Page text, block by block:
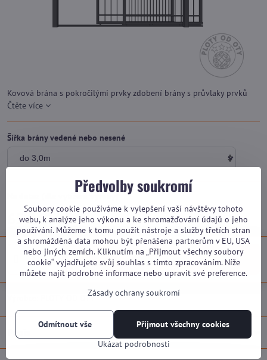
Kovová brána s pokročilými prvky zdobení brány s průvlaky prvků
Čtěte více
Šířka brány vedené nebo nesené
Na dotaz (dle vytížení výroby)
65 040 Kč
kalkulace
PLOTY OD OTY
Popis
Předvolby soukromí
Soubory cookie používáme k vylepšení vaší návštěvy tohoto
webu, k analýze jeho výkonu a ke shromažďování údajů o jeho
používání. Můžeme k tomu použít nástroje a služby třetích stran
a shromážděná data mohou být přenášena partnerům v EU, USA
nebo jiných zemích. Kliknutím na „Přijmout všechny soubory
cookie“ vyjadřujete svůj souhlas s tímto zpracováním. Níže
můžete najít podrobné informace nebo upravit své preference.
Zásady ochrany soukromí
Ukázat podrobnosti
Přijmout všechny cookies
Odmítnout vše